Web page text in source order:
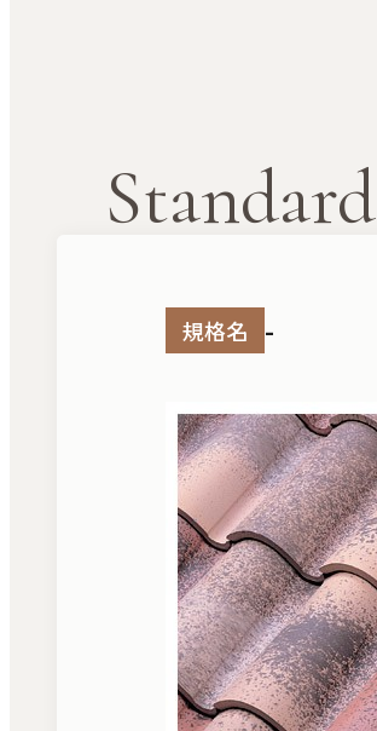
Standard
規格名 -